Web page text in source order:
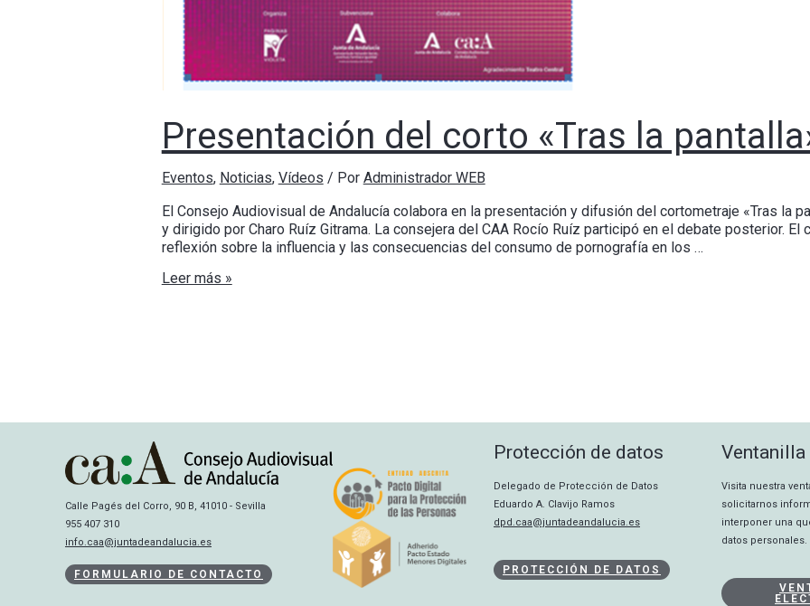
Presentación del corto «Tras la
Eventos, Noticias, Vídeos / Por Administrador WEB
El Consejo Audiovisual de Andalucía colabora en la presentación y difusión del cortometraje «Tras la
y dirigido por Charo Ruíz Gitrama. La consejera del CAA Rocío Ruíz participó en el debate posterior.
reflexión sobre la influencia y las consecuencias del consumo de pornografía en los …
Leer más »
Calle Pagés del Corro, 90 B, 41010 - Sevilla
955 407 310
info.caa@juntadeandalucia.es
FORMULARIO DE CONTACTO
Protección de datos
Delegado de Protección de Datos
Eduardo A. Clavijo Ramos
dpd.caa@juntadeandalucia.es
PROTECCIÓN DE DATOS
Visita nuestra
solicitarnos
interponer una
datos personales.